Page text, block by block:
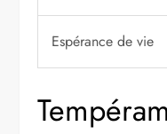
Espérance de vie